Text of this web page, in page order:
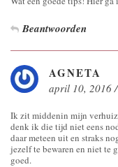
Beantwoorden
AGNETA
april 10, 2016
Ik zit middenin mijn
denk ik die tijd niet eens
daar meteen uit en straks
jezelf te bewaren en niet te
goed.